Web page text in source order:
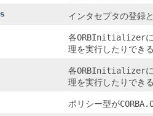
インタセプタの登録
各ORBInitializer
理を実行したりでき
各ORBInitializer
理を実行したりでき
ポリシー型が